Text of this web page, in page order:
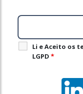
Li e Aceito os
LGPD *